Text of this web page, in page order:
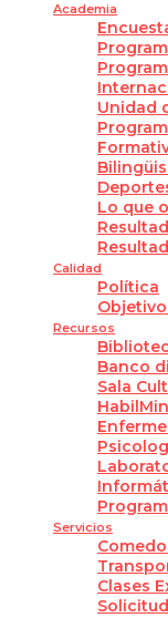
Academia
Unidad
Lo que
Calidad
Política
Recursos
Banco
Sala
Servicios
Clases